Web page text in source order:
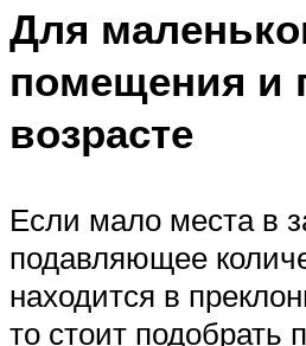
Для
помещения и
возрасте
Если мало места в
подавляющее
находится в
то стоит подобрать